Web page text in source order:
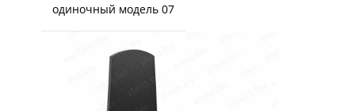
одиночный модель 07